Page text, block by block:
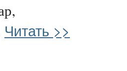
Читать >>